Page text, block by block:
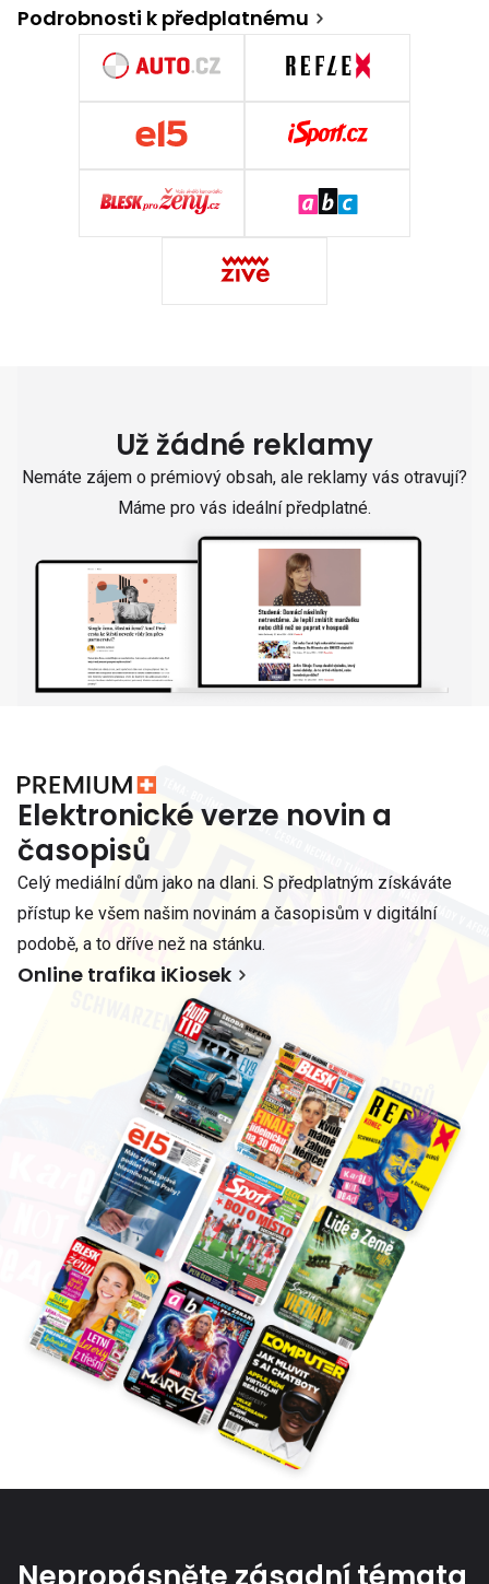
Podrobnosti k předplatnému
Už žádné reklamy
Nemáte zájem o prémiový obsah, ale reklamy vás otravují?
Máme pro vás ideální předplatné.
Elektronické verze novin a
časopisů
Celý mediální dům jako na dlani. S předplatným získáváte
přístup ke všem našim novinám a časopisům v digitální
podobě, a to dříve než na stánku.
Online trafika iKiosek